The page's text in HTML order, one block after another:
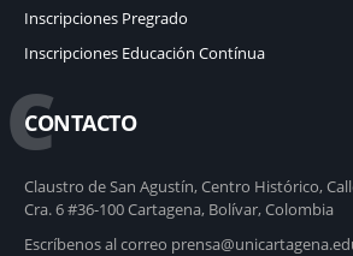
Inscripciones Pregrado
Inscripciones Educación Contínua
C
CONTACTO
Claustro de San Agustín, Centro Histórico,
Cra. 6 #36-100 Cartagena, Bolívar, Colombia
Escríbenos al correo